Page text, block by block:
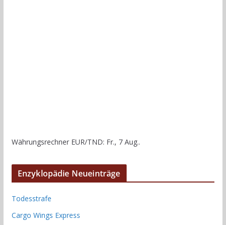
Währungsrechner EUR/TND: Fr., 7 Aug..
Enzyklopädie Neueinträge
Todesstrafe
Cargo Wings Express